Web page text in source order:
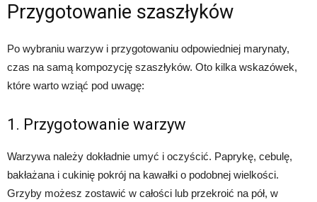
Przygotowanie szaszłyków
Po wybraniu warzyw i przygotowaniu odpowiedniej marynaty,
czas na samą kompozycję szaszłyków. Oto kilka wskazówek,
które warto wziąć pod uwagę:
1. Przygotowanie warzyw
Warzywa należy dokładnie umyć i oczyścić. Paprykę, cebulę,
bakłażana i cukinię pokrój na kawałki o podobnej wielkości.
Grzyby możesz zostawić w całości lub przekroić na pół, w